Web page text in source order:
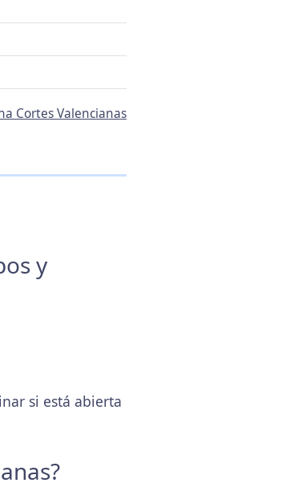
Cortes Valencianas
y
si está abierta